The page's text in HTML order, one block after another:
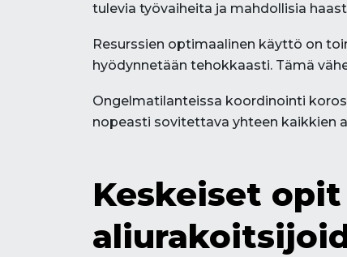
tulevia työvaiheita ja mahdollisia
Resurssien optimaalinen käyttö on
hyödynnetään tehokkaasti. Tämä
Ongelmatilanteissa koordinointi
nopeasti sovitettava yhteen kaikkien
Keskeiset